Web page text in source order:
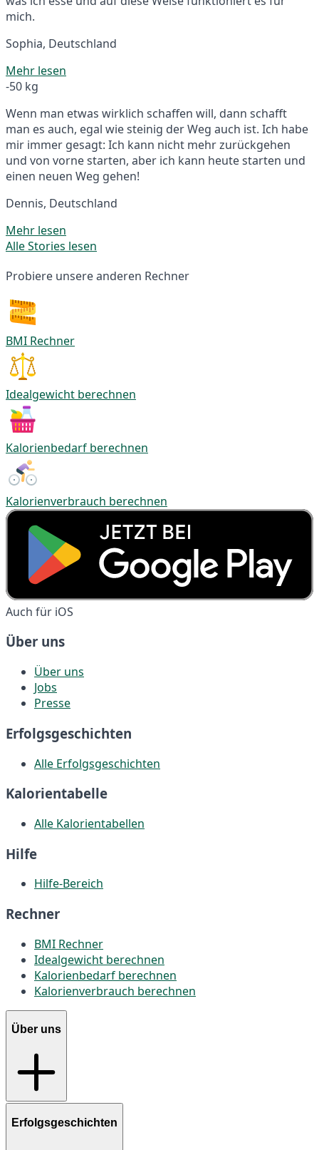
mich.
Sophia, Deutschland
Mehr lesen
-50 kg
Wenn man etwas wirklich schaffen will, dann schafft
man es auch, egal wie steinig der Weg auch ist. Ich habe
mir immer gesagt: Ich kann nicht mehr zurückgehen
und von vorne starten, aber ich kann heute starten und
einen neuen Weg gehen!
Dennis, Deutschland
Mehr lesen
Alle Stories lesen
Probiere unsere anderen Rechner
BMI Rechner
Idealgewicht berechnen
Kalorienbedarf berechnen
Kalorienverbrauch berechnen
Auch für iOS
Über uns
Über uns
Jobs
Presse
Erfolgsgeschichten
Alle Erfolgsgeschichten
Kalorientabelle
Alle Kalorientabellen
Hilfe
Hilfe-Bereich
Rechner
BMI Rechner
Idealgewicht berechnen
Kalorienbedarf berechnen
Kalorienverbrauch berechnen
Über uns
Erfolgsgeschichten